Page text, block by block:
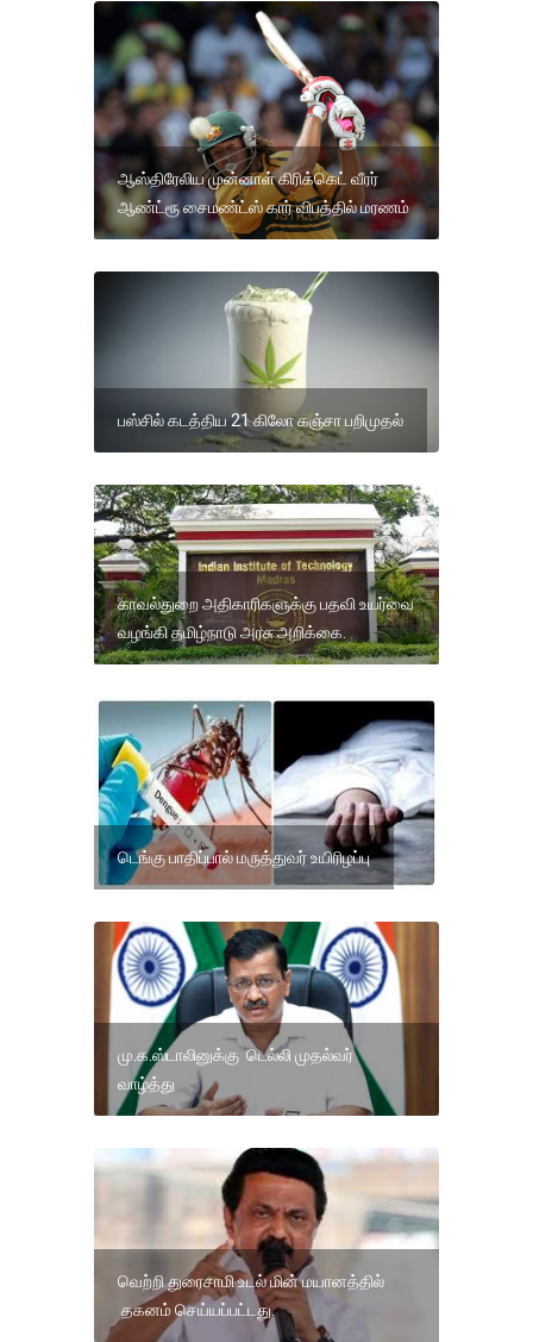
ஆஸ்திரேலிய முன்னாள் கிரிக்கெட் வீரர்
ஆண்ட்ரூ சைமண்ட்ஸ் கார் விபத்தில் மரணம்
பஸ்சில் கடத்திய 21 கிலோ கஞ்சா பறிமுதல்
காவல்துறை அதிகாரிகளுக்கு பதவி உயர்வை
வழங்கி தமிழ்நாடு அரசு அறிக்கை.
டெங்கு பாதிப்பால் மருத்துவர் உயிரிழப்பு
மு.க.ஸ்டாலினுக்கு டெல்லி முதல்வர்
வாழ்த்து
வெற்றி துரைசாமி உடல் மின் மயானத்தில்
தகனம் செய்யப்பட்டது.